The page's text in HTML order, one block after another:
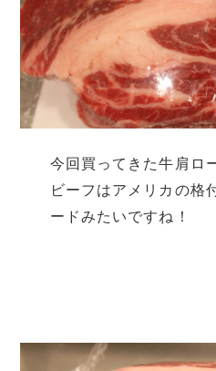
今回買ってきた牛肩ロ
ビーフはアメリカの格
ードみたいですね！